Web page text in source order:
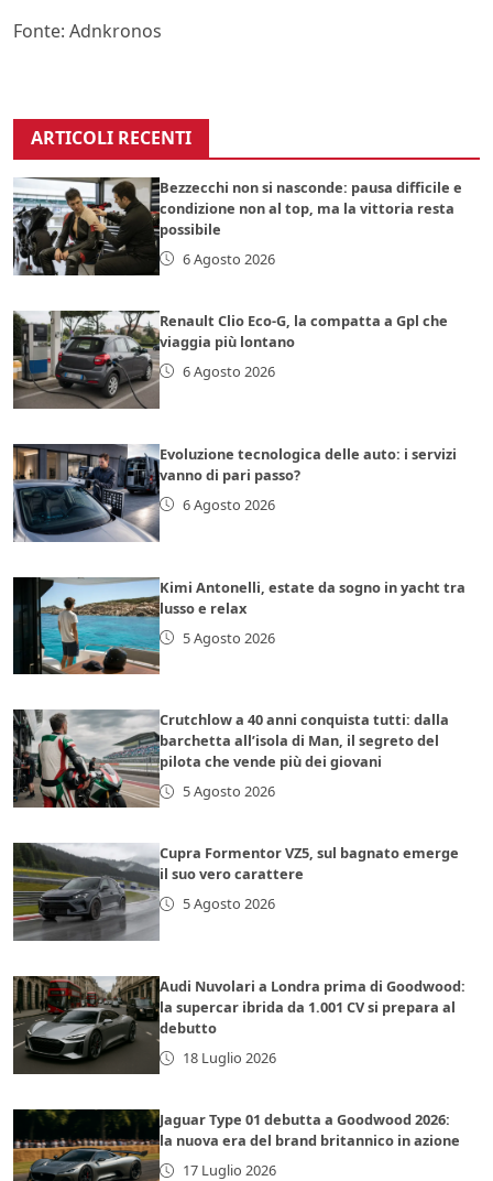
Fonte: Adnkronos
ARTICOLI RECENTI
Bezzecchi non si nasconde: pausa difficile e
condizione non al top, ma la vittoria resta
possibile
6 Agosto 2026
Renault Clio Eco-G, la compatta a Gpl che
viaggia più lontano
6 Agosto 2026
Evoluzione tecnologica delle auto: i servizi
vanno di pari passo?
6 Agosto 2026
Kimi Antonelli, estate da sogno in yacht tra
lusso e relax
5 Agosto 2026
Crutchlow a 40 anni conquista tutti: dalla
barchetta all’isola di Man, il segreto del
pilota che vende più dei giovani
5 Agosto 2026
Cupra Formentor VZ5, sul bagnato emerge
il suo vero carattere
5 Agosto 2026
Audi Nuvolari a Londra prima di Goodwood:
la supercar ibrida da 1.001 CV si prepara al
debutto
18 Luglio 2026
Jaguar Type 01 debutta a Goodwood 2026:
la nuova era del brand britannico in azione
17 Luglio 2026